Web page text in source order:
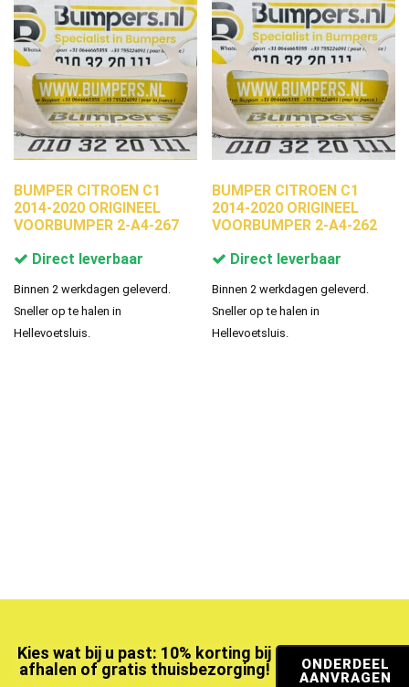
BUMPER CITROEN C1
2014-2020 ORIGINEEL
VOORBUMPER 2-A4-267
Direct leverbaar
Binnen 2 werkdagen geleverd.
Sneller op te halen in
Hellevoetsluis.
BUMPER CITROEN C1
2014-2020 ORIGINEEL
VOORBUMPER 2-A4-262
Direct leverbaar
Binnen 2 werkdagen geleverd.
Sneller op te halen in
Hellevoetsluis.
Kies wat bij u past: 10% korting bij
afhalen of gratis thuisbezorging!
ONDERDEEL
AANVRAGEN